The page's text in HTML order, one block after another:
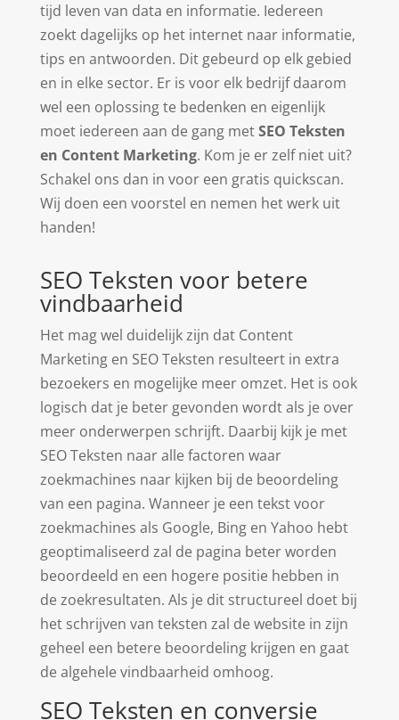
tijd leven van data en informatie. Iedereen
zoekt dagelijks op het internet naar informatie,
tips en antwoorden. Dit gebeurd op elk gebied
en in elke sector. Er is voor elk bedrijf daarom
wel een oplossing te bedenken en eigenlijk
moet iedereen aan de gang metSEO Teksten
en Content Marketing. Kom je er zelf niet uit?
Schakel ons dan in voor een gratis quickscan.
Wij doen een voorstel en nemen het werk uit
handen!
SEO Teksten voor betere
vindbaarheid
Het mag wel duidelijk zijn dat Content
Marketing en SEO Teksten resulteert in extra
bezoekers en mogelijke meer omzet. Het is ook
logisch dat je beter gevonden wordt als je over
meer onderwerpen schrijft. Daarbij kijk je met
SEO Teksten naar alle factoren waar
zoekmachines naar kijken bij de beoordeling
van een pagina. Wanneer je een tekst voor
zoekmachines als Google, Bing en Yahoo hebt
geoptimaliseerd zal de pagina beter worden
beoordeeld en een hogere positie hebben in
de zoekresultaten. Als je dit structureel doet bij
het schrijven van teksten zal de website in zijn
geheel een betere beoordeling krijgen en gaat
de algehele vindbaarheid omhoog.
SEO Teksten en conversie